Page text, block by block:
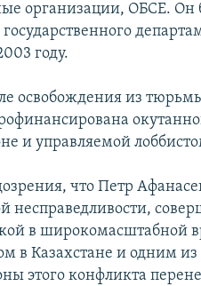
организации, ОБСЕ. Он
году.
освобождения из
и управляемой
что Петр
несправедливости,
в
в Казахстане и одним из
этого конфликта